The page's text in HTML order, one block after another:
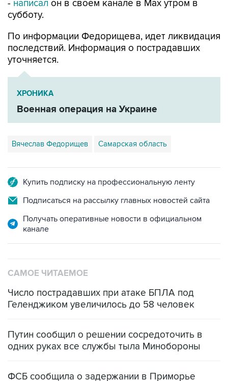
- написал он в своем канале в Max утром в
субботу.
По информации Федорищева, идет ликвидация
последствий. Информация о пострадавших
уточняется.
ХРОНИКА
Военная операция на Украине
Вячеслав Федорищев Самарская область
Купить подписку на профессиональную ленту
Подписаться на рассылку главных новостей сайта
Получать оперативные новости в официальном
канале
САМОЕ ЧИТАЕМОЕ
Число пострадавших при атаке БПЛА под
Геленджиком увеличилось до 58 человек
Путин сообщил о решении сосредоточить в
одних руках все службы тыла Минобороны
ФСБ сообщила о задержании в Приморье